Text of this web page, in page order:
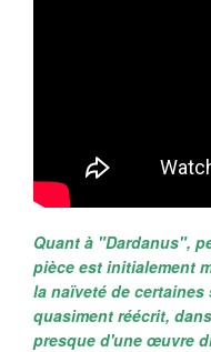
Quant à "Dardanus",
pièce est initialement
la naïveté de
quasiment réécrit,
presque d'une œuvre